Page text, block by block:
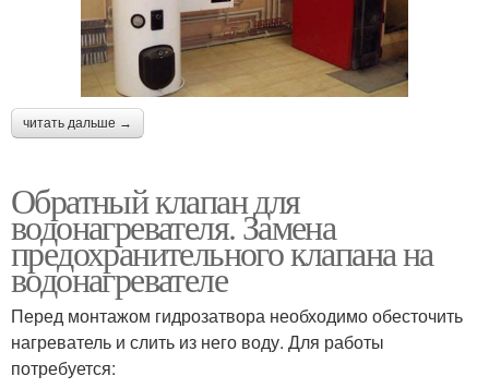
читать дальше →
Обратный клапан для
водонагревателя. Замена
предохранительного клапана на
водонагревателе
Перед монтажом гидрозатвора необходимо обесточить
нагреватель и слить из него воду. Для работы
потребуется: